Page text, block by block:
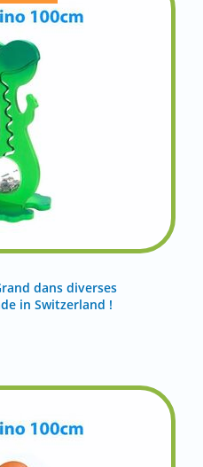
dans diverses
in Switzerland !